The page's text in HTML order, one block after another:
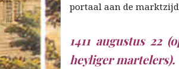
portaal aan de
1411 augustus 22
heyliger martelers).